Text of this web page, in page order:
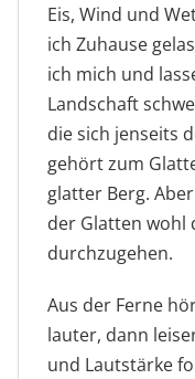
Eis, Wind und
ich Zuhause
ich mich und
Landschaft
die sich jenseits
gehört zum
glatter Berg.
der Glatten wohl
durchzugehen.
Aus der Ferne
lauter, dann
und Lautstärke